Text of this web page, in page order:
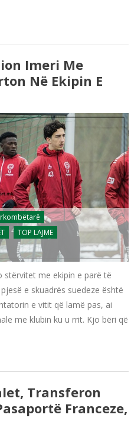
Imeri Me
Në Ekipin E
TOP LAJME
stërvitet me ekipin e parë të
e skuadrës suedeze është
e vitit që lamë pas, ai
me klubin ku u rrit. Kjo bëri që
Transferon
Franceze,